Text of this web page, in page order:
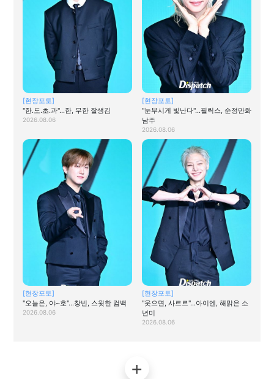
[현장포토]
"한.도.초.과"…한, 무한 잘생김
2026.08.06
[현장포토]
"눈부시게 빛난다"…필릭스, 순정만화
남주
2026.08.06
[현장포토]
"오늘은, 야~호"…창빈, 스윗한 컴백
2026.08.06
[현장포토]
"웃으면, 사르르"…아이엔, 해맑은 소
년미
2026.08.06